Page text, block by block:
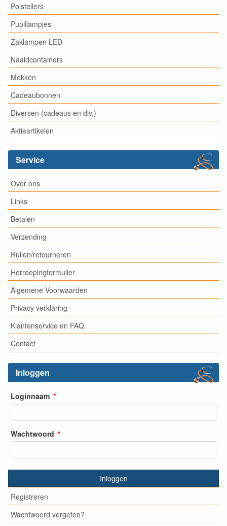
Polstellers
Pupillampjes
Zaklampen LED
Naaldcontainers
Mokken
Cadeaubonnen
Diversen (cadeaus en div.)
Aktieartikelen
Service
Over ons
Links
Betalen
Verzending
Ruilen/retourneren
Herroepingformulier
Algemene Voorwaarden
Privacy verklaring
Klantenservice en FAQ
Contact
Inloggen
Loginnaam
Wachtwoord
Inloggen
Registreren
Wachtwoord vergeten?